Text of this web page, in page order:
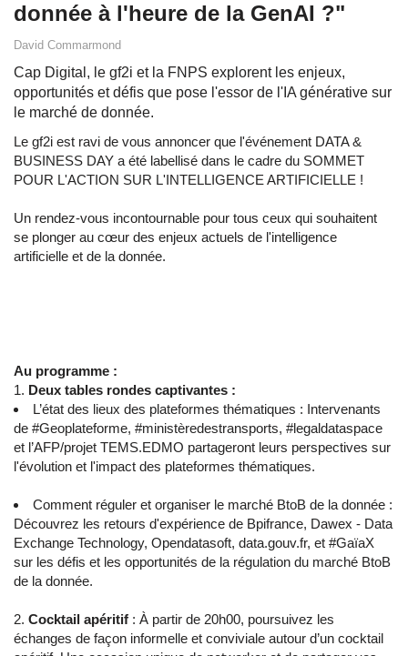
donnée à l'heure de la GenAI ?"
David Commarmond
Cap Digital, le gf2i et la FNPS explorent les enjeux,
opportunités et défis que pose l'essor de l'IA générative sur
le marché de donnée.
Le gf2i est ravi de vous annoncer que l'événement DATA &
BUSINESS DAY a été labellisé dans le cadre du SOMMET
POUR L'ACTION SUR L'INTELLIGENCE ARTIFICIELLE !
Un rendez-vous incontournable pour tous ceux qui souhaitent
se plonger au cœur des enjeux actuels de l'intelligence
artificielle et de la donnée.
Au programme :
Deux tables rondes captivantes :
L’état des lieux des plateformes thématiques : Intervenants
de #Geoplateforme, #ministèredestransports, #legaldataspace
et l’AFP/projet TEMS.EDMO partageront leurs perspectives sur
l'évolution et l'impact des plateformes thématiques.
Comment réguler et organiser le marché BtoB de la donnée :
Découvrez les retours d'expérience de Bpifrance, Dawex - Data
Exchange Technology, Opendatasoft, data.gouv.fr, et #GaïaX
sur les défis et les opportunités de la régulation du marché BtoB
de la donnée.
Cocktail apéritif : À partir de 20h00, poursuivez les
échanges de façon informelle et conviviale autour d’un cocktail